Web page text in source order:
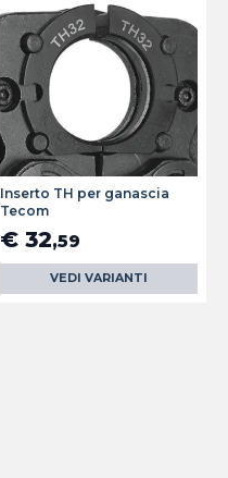
Inserto TH per ganascia
Tecom
€ 32,59
VEDI VARIANTI